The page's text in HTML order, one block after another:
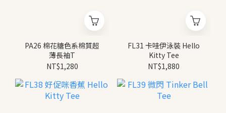
PA26 棉花糖色系棉質超
薄長袖T
NT$1,280
FL31 卡哇伊泳裝 Hello
Kitty Tee
NT$1,880